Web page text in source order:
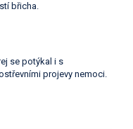
břicha.
se potýkal i s
projevy nemoci.